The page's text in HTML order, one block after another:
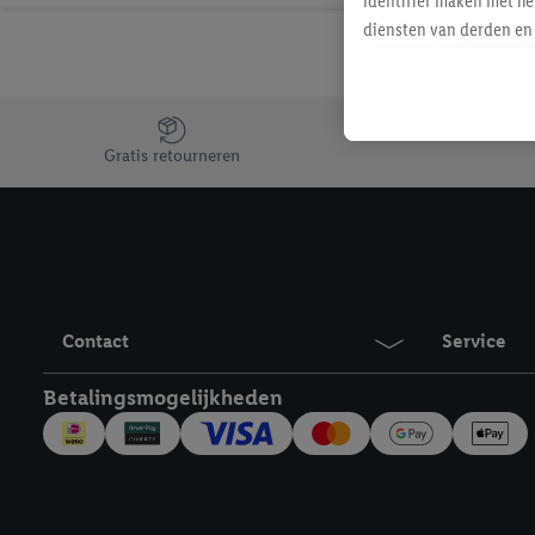
Jouw voordelen bij ons als Lidl webshop klant
Gratis retourneren
Contact Service
Betalingsmogelijkheden
diensten van derden
Als je hiervoor
eerder interesse hebt
maar het niet te
mailadres en met
Onder "Aanpassen"
Door te klikken op
technieken worden
inclusief over de
trekken, vind je in onze
over de cookies die